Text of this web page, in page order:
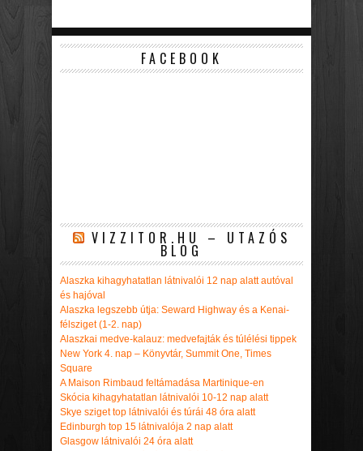
FACEBOOK
VIZZITOR.HU – UTAZÓS
BLOG
Alaszka kihagyhatatlan látnivalói 12 nap alatt autóval
és hajóval
Alaszka legszebb útja: Seward Highway és a Kenai-
félsziget (1-2. nap)
Alaszkai medve-kalauz: medvefajták és túlélési tippek
New York 4. nap – Könyvtár, Summit One, Times
Square
A Maison Rimbaud feltámadása Martinique-en
Skócia kihagyhatatlan látnivalói 10-12 nap alatt
Skye sziget top látnivalói és túrái 48 óra alatt
Edinburgh top 15 látnivalója 2 nap alatt
Glasgow látnivalói 24 óra alatt